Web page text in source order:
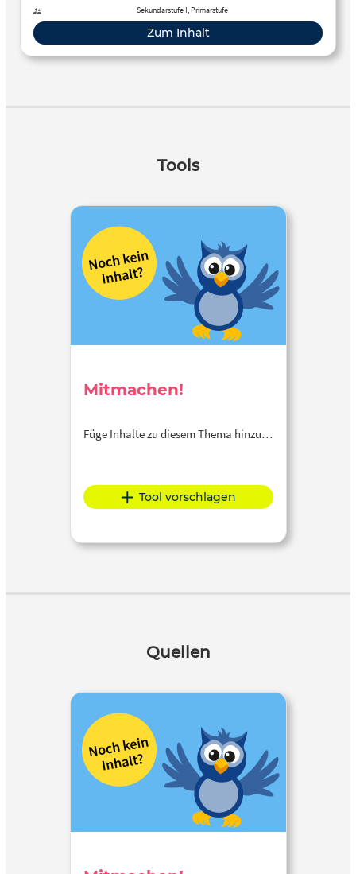
Sekundarstufe I, Primarstufe
Zum Inhalt
Tools
Mitmachen!
Füge Inhalte zu diesem Thema hinzu…
Tool vorschlagen
Quellen